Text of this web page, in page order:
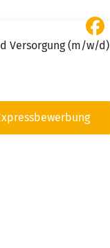
Versorgung (m/w/d)